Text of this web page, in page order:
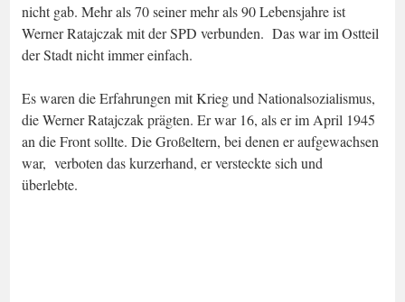
nicht gab. Mehr als 70 seiner mehr als 90 Lebensjahre ist
Werner Ratajczak mit der SPD verbunden. Das war im Ostteil
der Stadt nicht immer einfach.
Es waren die Erfahrungen mit Krieg und Nationalsozialismus,
die Werner Ratajczak prägten. Er war 16, als er im April 1945
an die Front sollte. Die Großeltern, bei denen er aufgewachsen
war, verboten das kurzerhand, er versteckte sich und
überlebte.